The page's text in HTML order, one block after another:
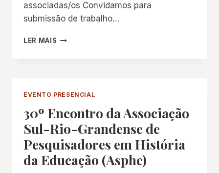
associadas/os Convidamos para
submissão de trabalho…
LER MAIS SUBMISSÃO
ESTADUAL
DE
HISTÓRIA
ANPUH/RS
EVENTO PRESENCIAL
30º Encontro da Associação
Sul-Rio-Grandense de
Pesquisadores em História
da Educação (Asphe)